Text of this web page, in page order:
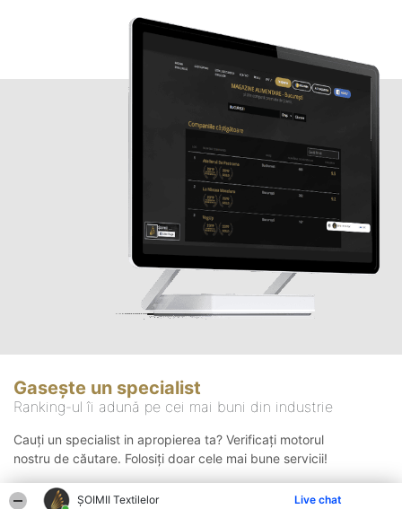
ȘOIMII Textilelor Live chat
Gasește un specialist
Ranking-ul îi adună pe cei mai buni din industrie
Cauți un specialist in apropierea ta? Verificați motorul
nostru de căutare. Folosiți doar cele mai bune servicii!